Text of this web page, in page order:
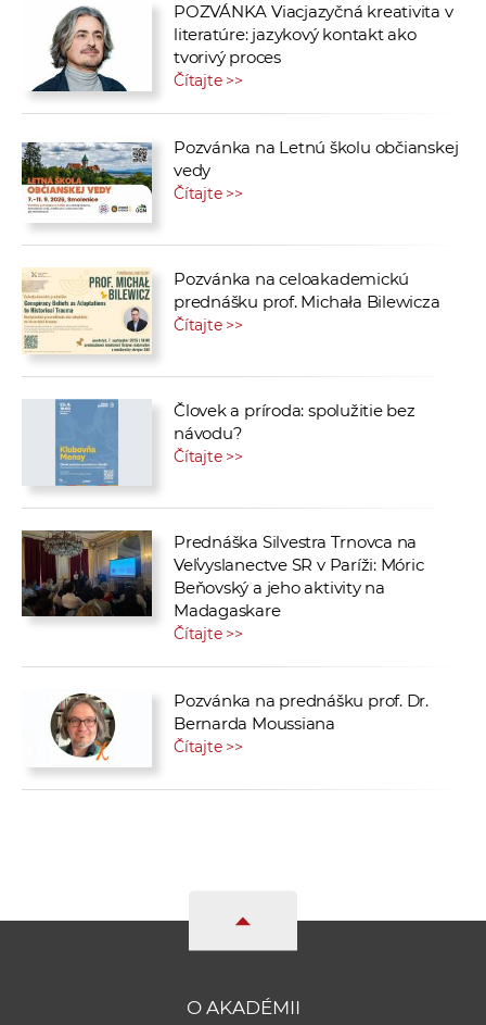
POZVÁNKA Viacjazyčná kreativita v
literatúre: jazykový kontakt ako
tvorivý proces
Čítajte >>
Pozvánka na Letnú školu občianskej
vedy
Čítajte >>
Pozvánka na celoakademickú
prednášku prof. Michała Bilewicza
Čítajte >>
Človek a príroda: spolužitie bez
návodu?
Čítajte >>
Prednáška Silvestra Trnovca na
Veľvyslanectve SR v Paríži: Móric
Beňovský a jeho aktivity na
Madagaskare
Čítajte >>
Pozvánka na prednášku prof. Dr.
Bernarda Moussiana
Čítajte >>
O AKADÉMII